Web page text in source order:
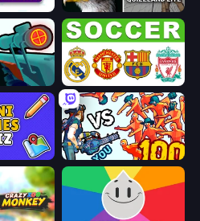
QuizzLand Trivia
Sniper Shot: Bullet Time European Football Quiz
Horde Killer: You vs 100